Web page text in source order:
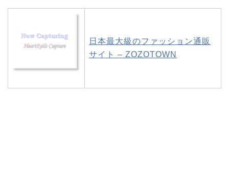
日本最大級のファッション通販
サイト – ZOZOTOWN